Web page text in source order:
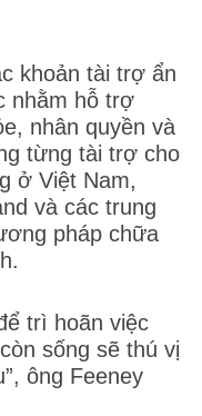
khoản tài trợ ẩn
nhằm hỗ trợ
nhân quyền và
từng tài trợ cho
ở Việt Nam,
và các trung
pháp chữa
trì hoãn việc
sống sẽ thú vị
ông Feeney